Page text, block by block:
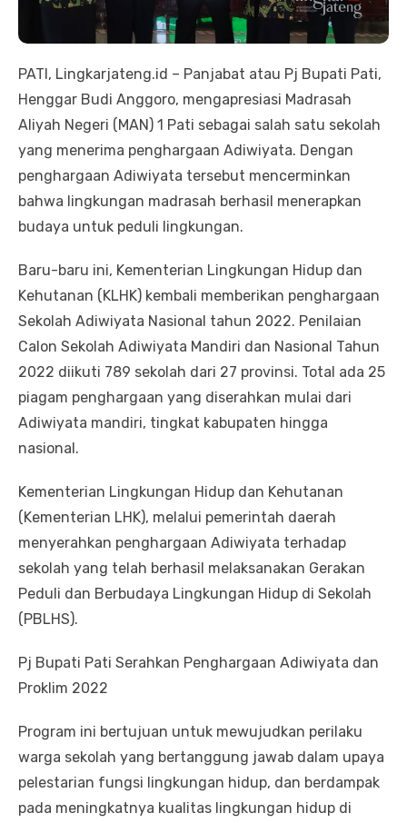
PATI, Lingkarjateng.id – Panjabat atau Pj Bupati Pati,
Henggar Budi Anggoro, mengapresiasi Madrasah
Aliyah Negeri (MAN) 1 Pati sebagai salah satu sekolah
yang menerima penghargaan Adiwiyata. Dengan
penghargaan Adiwiyata tersebut mencerminkan
bahwa lingkungan madrasah berhasil menerapkan
budaya untuk peduli lingkungan.
Baru-baru ini, Kementerian Lingkungan Hidup dan
Kehutanan (KLHK) kembali memberikan penghargaan
Sekolah Adiwiyata Nasional tahun 2022. Penilaian
Calon Sekolah Adiwiyata Mandiri dan Nasional Tahun
2022 diikuti 789 sekolah dari 27 provinsi. Total ada 25
piagam penghargaan yang diserahkan mulai dari
Adiwiyata mandiri, tingkat kabupaten hingga
nasional.
Kementerian Lingkungan Hidup dan Kehutanan
(Kementerian LHK), melalui pemerintah daerah
menyerahkan penghargaan Adiwiyata terhadap
sekolah yang telah berhasil melaksanakan Gerakan
Peduli dan Berbudaya Lingkungan Hidup di Sekolah
(PBLHS).
Pj Bupati Pati Serahkan Penghargaan Adiwiyata dan
Proklim 2022
Program ini bertujuan untuk mewujudkan perilaku
warga sekolah yang bertanggung jawab dalam upaya
pelestarian fungsi lingkungan hidup, dan berdampak
pada meningkatnya kualitas lingkungan hidup di